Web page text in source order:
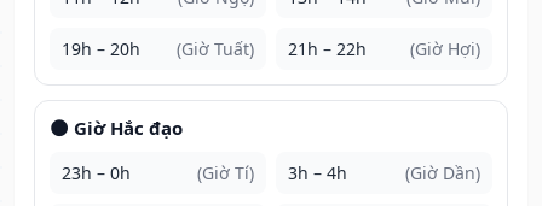
19h – 20h (Giờ Tuất) 21h – 22h (Giờ Hợi)
🌑 Giờ Hắc đạo
23h – 0h (Giờ Tí) 3h – 4h (Giờ Dần)